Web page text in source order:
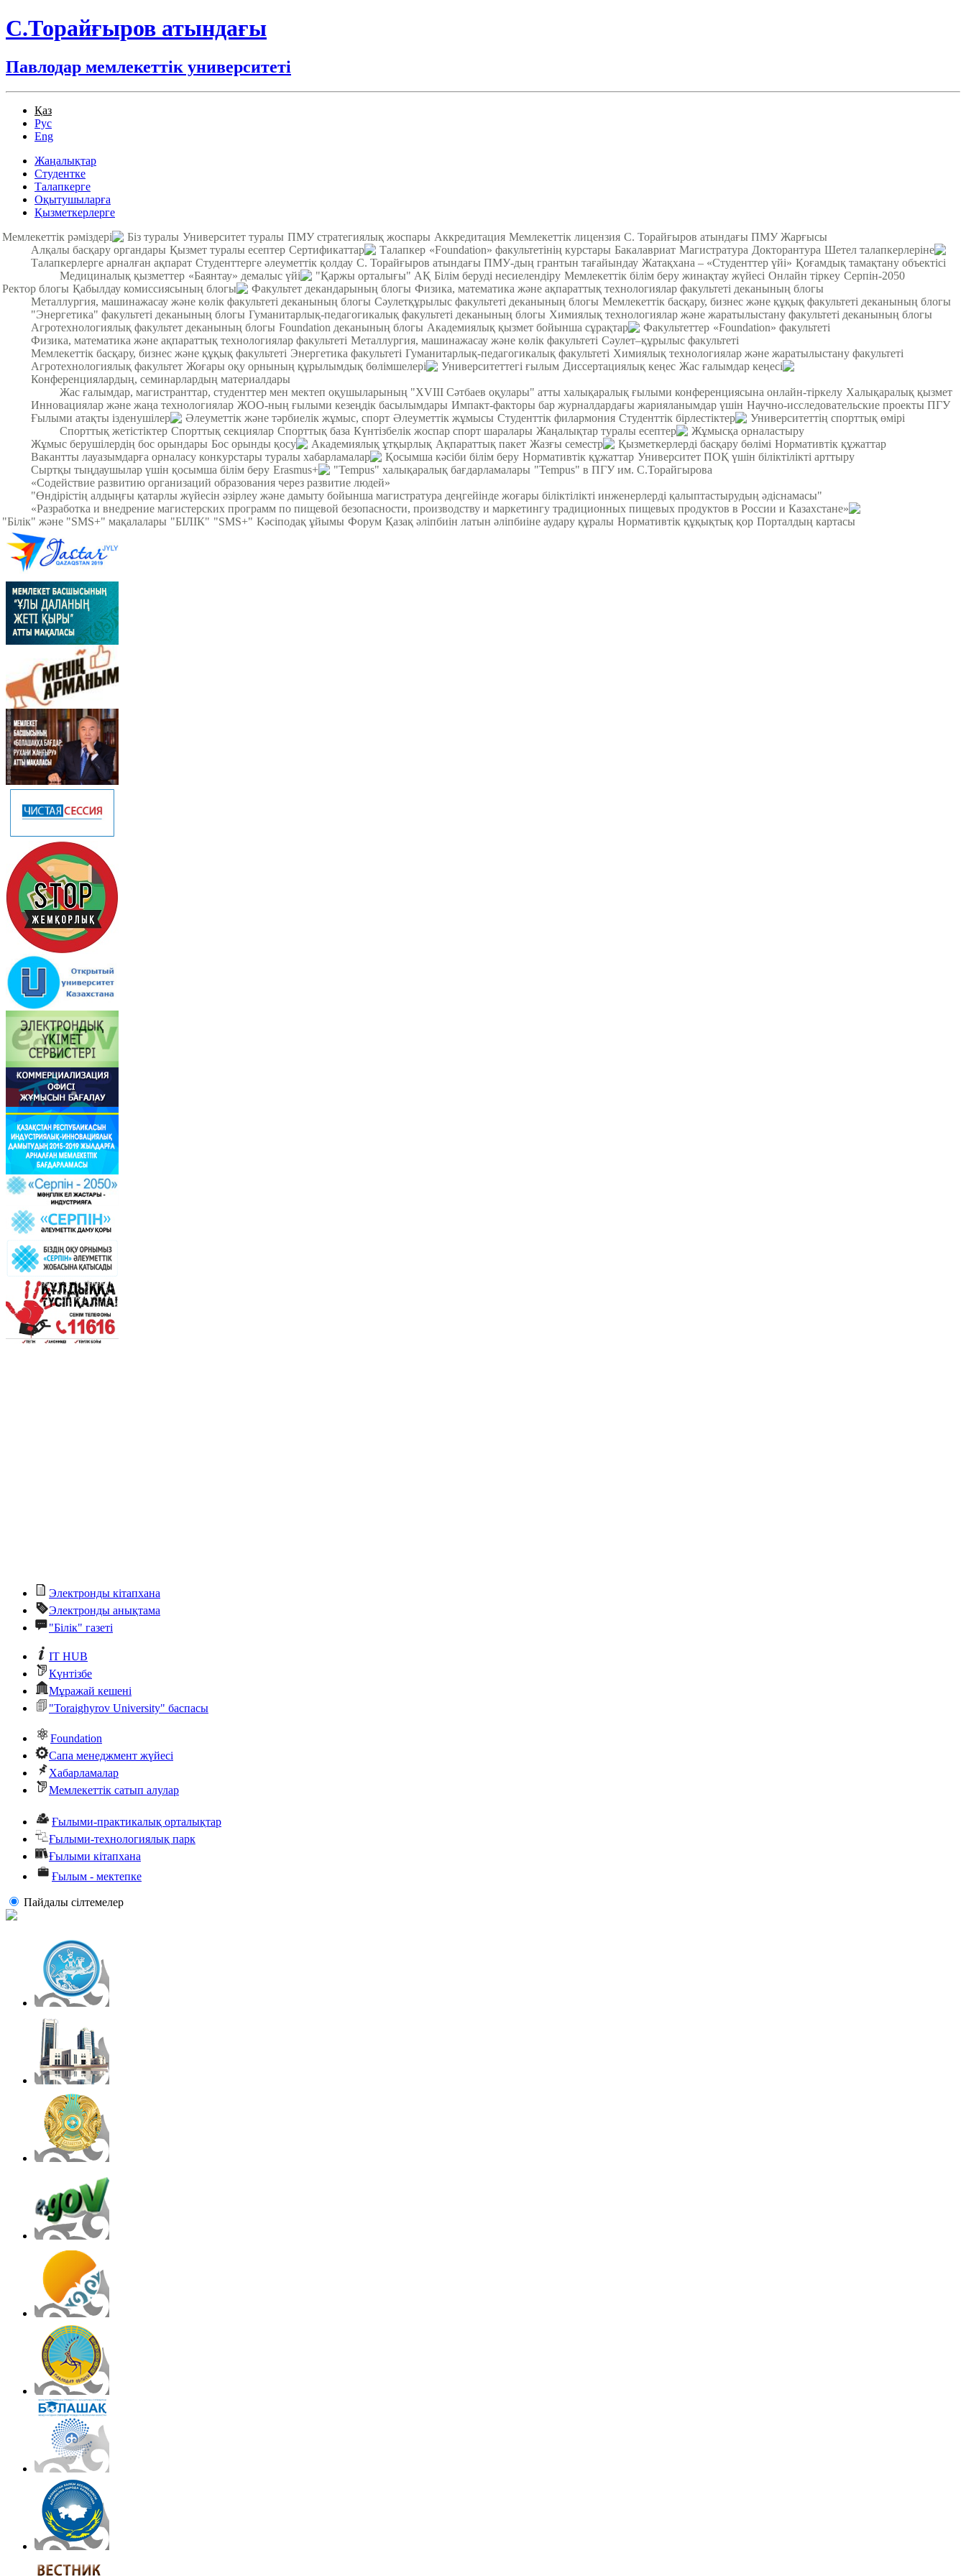
С.Торайғыров атындағы
Павлодар мемлекеттік университеті
Қаз
Рус
Eng
Жаңалықтар
Студентке
Талапкерге
Оқытушыларға
Қызметкерлерге
Мемлекеттік рәміздері
Біз туралы Университет туралы ПМУ стратегиялық жоспары Аккредитация Мемлекеттік лицензия С. Торайғыров атындағы ПМУ Жарғысы
Алқалы басқару органдары Қызмет туралы есептер Сертификаттар Талапкер «Foundation» факультетінің курстары Бакалавриат Магистратура Докторантура Шетел талапкерлеріне
Талапкерлерге арналған ақпарат Студенттерге әлеуметтік қолдау С. Торайғыров атындағы ПМУ-дың грантын тағайындау Жатақхана – «Студенттер үйі» Қоғамдық тамақтану объектісі
Медициналық қызметтер «Баянтау» демалыс үйі "Қаржы орталығы" АҚ Білім беруді несиелендіру Мемлекеттік білім беру жинақтау жүйесі Онлайн тіркеу Серпін-2050
Ректор блогы Қабылдау комиссиясының блогы Факультет декандарының блогы Физика, математика және ақпараттық технологиялар факультеті деканының блогы
Металлургия, машинажасау және көлік факультеті деканының блогы Cәулетқұрылыс факультеті деканының блогы Мемлекеттік басқару, бизнес және құқық факультеті деканының блогы
"Энергетика" факультеті деканының блогы Гуманитарлық-педагогикалық факультеті деканының блогы Химиялық технологиялар және жаратылыстану факультеті деканының блогы
Агротехнологиялық факультет деканының блогы Foundation деканының блогы Академиялық қызмет бойынша сұрақтар Факультеттер «Foundation» факультеті
Физика, математика және ақпараттық технологиялар факультеті Металлургия, машинажасау және көлік факультеті Cәулет–құрылыс факультеті
Мемлекеттік басқару, бизнес және құқық факультеті Энергетика факультеті Гуманитарлық-педагогикалық факультеті Химиялық технологиялар және жаратылыстану факультеті
Агротехнологиялық факультет Жоғары оқу орнының құрылымдық бөлімшелері Университеттегі ғылым Диссертациялық кеңес Жас ғалымдар кеңесі
Конференциялардың, семинарлардың материалдары
Жас ғалымдар, магистранттар, студенттер мен мектеп оқушыларының "XVIII Сәтбаев оқулары" атты халықаралық ғылыми конференциясына онлайн-тіркелу Халықаралық қызмет
Инновациялар және жаңа технологиялар ЖОО-ның ғылыми кезеңдік басылымдары Импакт-факторы бар журналдардағы жарияланымдар үшін Научно-исследовательские проекты ПГУ
Ғылыми атақты ізденушілер
Әлеуметтік және тәрбиелік жұмыс, спорт Әлеуметтік жұмысы Студенттік филармония Студенттік бірлестіктер
Университеттің спорттық өмірі
Спорттық жетістіктер Спорттық секциялар Спорттық база Күнтізбелік жоспар спорт шаралары Жаңалықтар туралы есептер
Жұмысқа орналастыру
Жұмыс берушілердің бос орындары Бос орынды қосу Академиялық ұтқырлық Ақпараттық пакет Жазғы семестр Қызметкерлерді басқару бөлімі Нормативтік құжаттар
Вакантты лауазымдарға орналасу конкурстары туралы хабарламалар
Қосымша кәсіби білім беру Нормативтік құжаттар Университет ПОҚ үшін біліктілікті арттыру
Сыртқы тыңдаушылар үшін қосымша білім беру Erasmus+ "Tempus" халықаралық бағдарламалары "Tempus" в ПГУ им. С.Торайгырова
«Содействие развитию организаций образования через развитие людей»
"Өндірістің алдыңғы қатарлы жүйесін әзірлеу және дамыту бойынша магистратура деңгейінде жоғары біліктілікті инженерлерді қалыптастырудың әдіснамасы"
«Разработка и внедрение магистерских программ по пищевой безопасности, производству и маркетингу традиционных пищевых продуктов в России и Казахстане»
"Білік" және "SMS+" мақалалары "БІЛІК" "SMS+" Кәсіподақ ұйымы Форум Қазақ әліпбиін латын әліпбиіне аудару құралы Нормативтік құқықтық қор Порталдың картасы
Электронды кітапхана
Электронды анықтама
"Білік" газеті
IT HUB
Күнтізбе
Мұражай кешені
"Toraighyrov University" баспасы
Foundation
Сапа менеджмент жүйесі
Хабарламалар
Мемлекеттік сатып алулар
Ғылыми-практикалық орталықтар
Ғылыми-технологиялық парк
Ғылыми кітапхана
Ғылым - мектепке
Пайдалы сiлтемелер